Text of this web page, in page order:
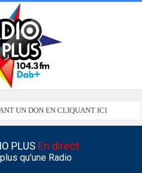
UN DON EN CLIQUANT ICI
PLUS En direct
qu'une Radio